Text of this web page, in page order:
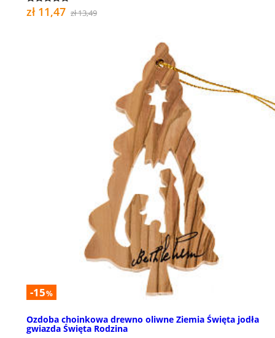
zł 11,47 zł 13,49
-15%
Ozdoba choinkowa drewno oliwne Ziemia Święta jodła
gwiazda Święta Rodzina